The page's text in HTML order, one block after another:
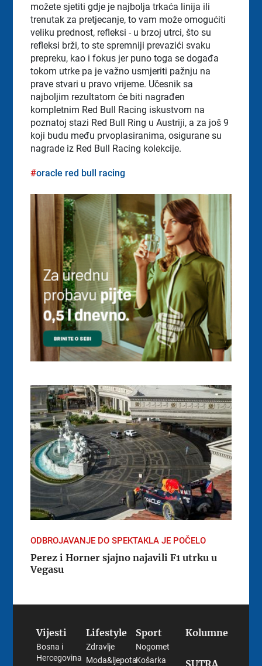
možete sjetiti gdje je najbolja trkaća linija ili
trenutak za pretjecanje, to vam može omogućiti
veliku prednost, refleksi - u brzoj utrci, što su
refleksi brži, to ste spremniji prevazići svaku
prepreku, kao i fokus jer puno toga se događa
tokom utrke pa je važno usmjeriti pažnju na
prave stvari u pravo vrijeme. Učesnik sa
najboljim rezultatom će biti nagrađen
kompletnim Red Bull Racing iskustvom na
poznatoj stazi Red Bull Ring u Austriji, a za još 9
koji budu među prvoplasiranima, osigurane su
nagrade iz Red Bull Racing kolekcije.
oracle red bull racing
ODBROJAVANJE DO SPEKTAKLA JE POČELO
Perez i Horner sjajno najavili F1 utrku u
Vegasu
Vijesti
Bosna i
Hercegovina
Lifestyle
Zdravlje
Moda&ljepota
Sport
Nogomet
Košarka
Kolumne